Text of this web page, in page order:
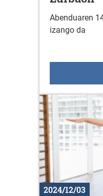
Abenduaren
izango da
2024/12/03